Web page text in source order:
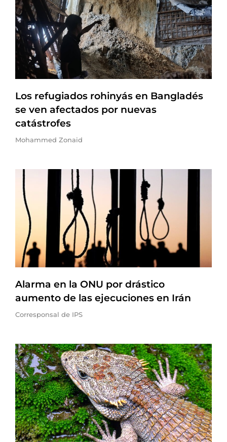
Los refugiados rohinyás en Bangladés
se ven afectados por nuevas
catástrofes
Mohammed Zonaid
Alarma en la ONU por drástico
aumento de las ejecuciones en Irán
Corresponsal de IPS